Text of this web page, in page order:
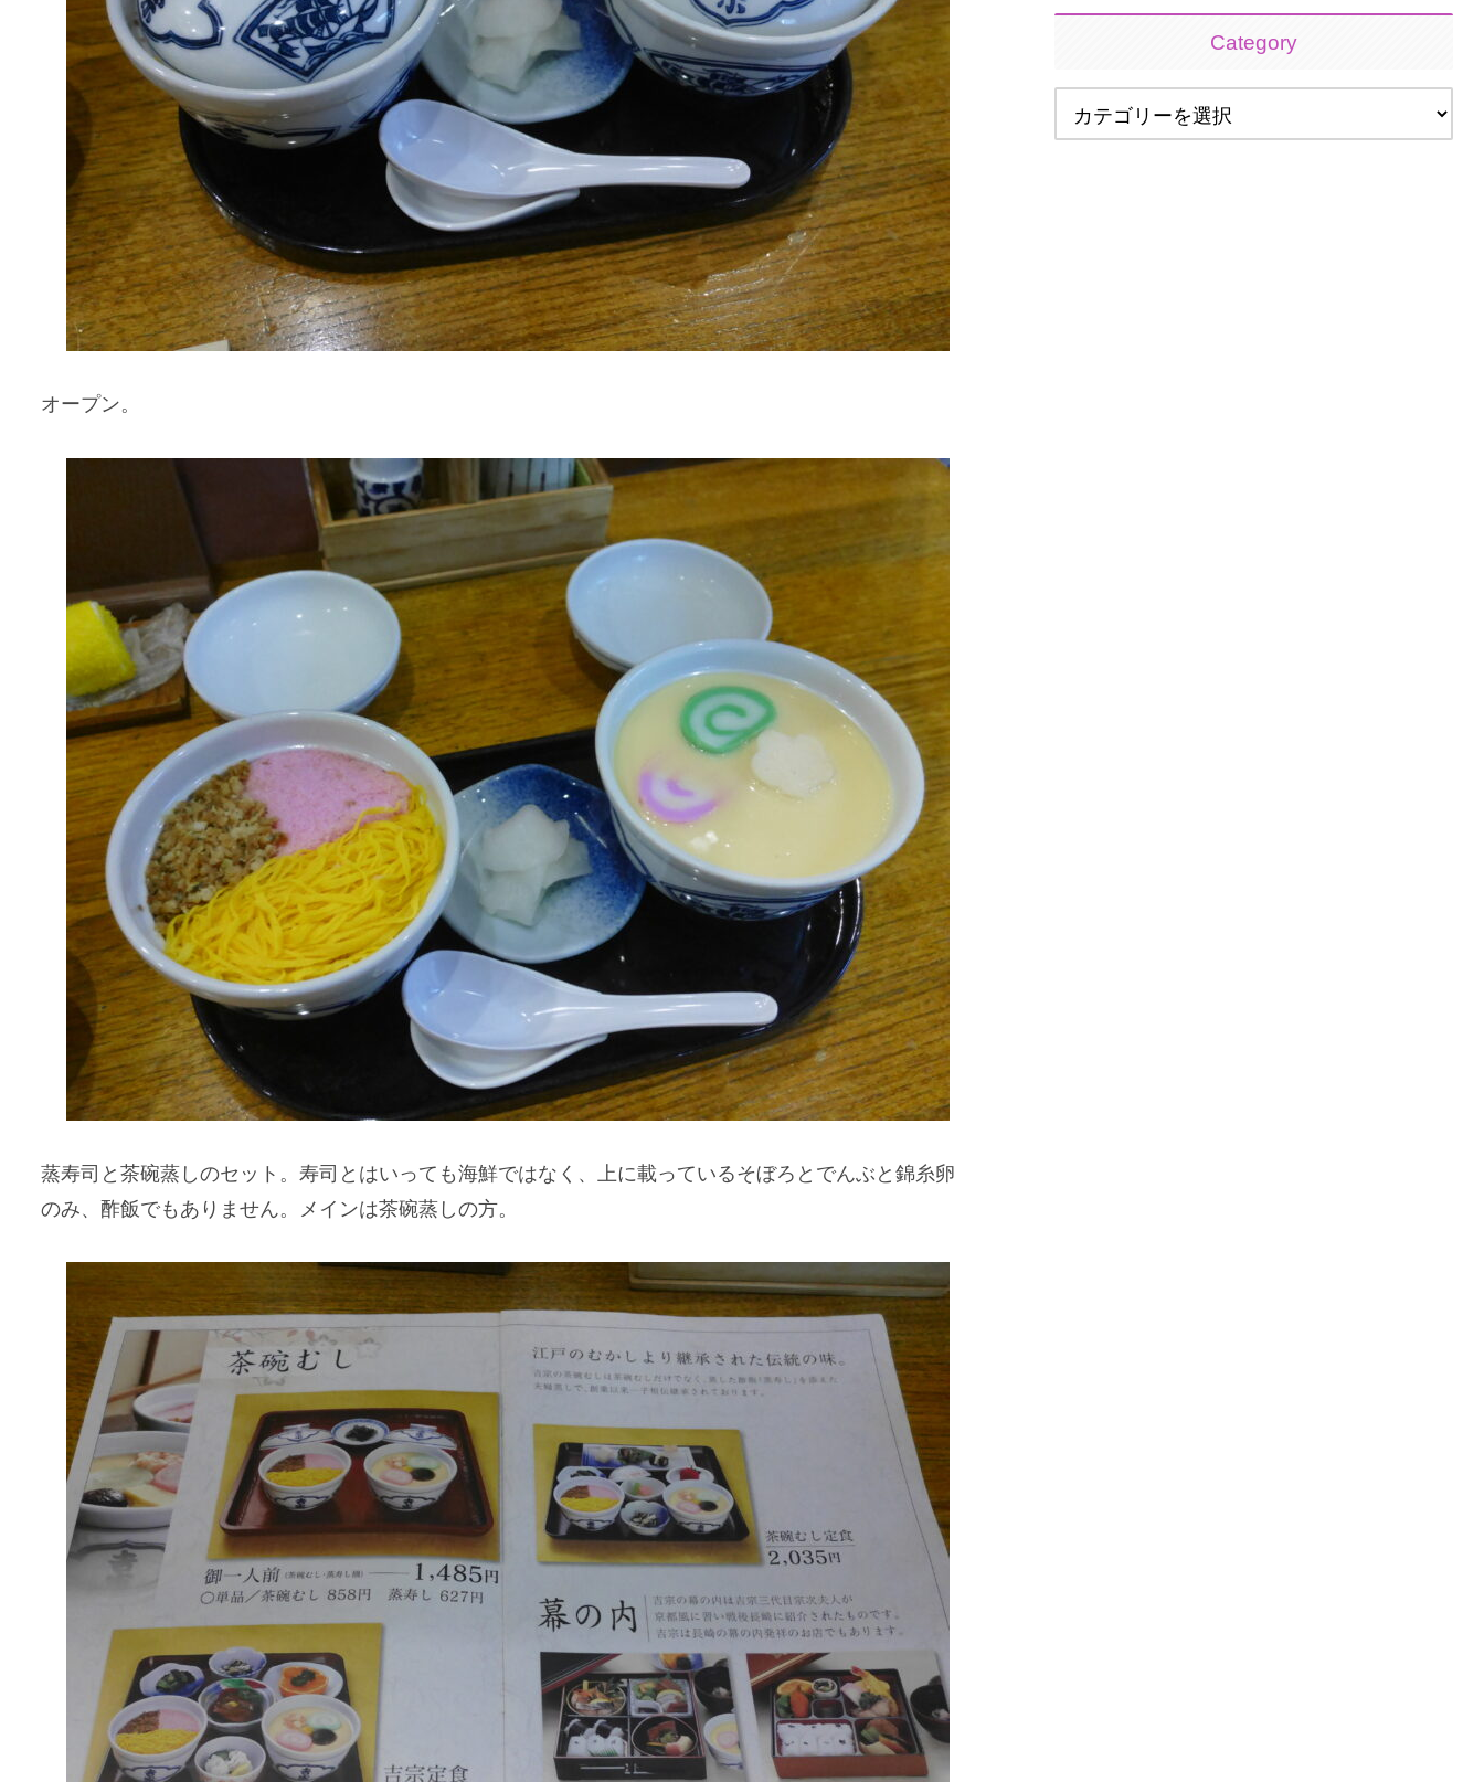
オープン。
蒸寿司と茶碗蒸しのセット。寿司とはいっても海鮮ではなく、上に載っているそぼろとでんぶと錦糸卵
のみ、酢飯でもありません。メインは茶碗蒸しの方。
Category